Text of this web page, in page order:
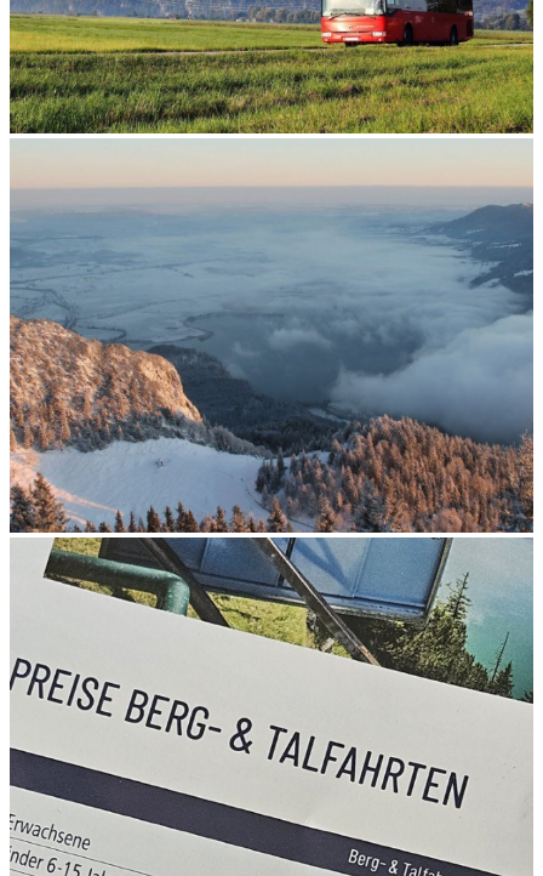
Anreise
Die Aussicht vom Herzogstand
Panorama Webcams